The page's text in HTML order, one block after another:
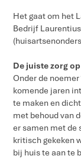
Het gaat om het
Bedrijf
De juiste zorg
Onder de noemer
komende jaren
te maken en
met behoud van
er samen met de
kritisch gekeken
bij huis te aan te